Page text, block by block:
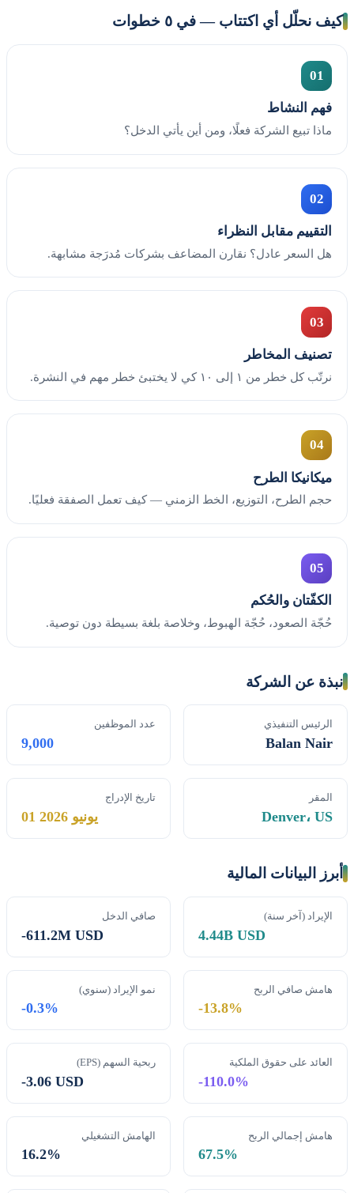
كيف نحلّل أي اكتتاب — في ٥ خطوات
01
فهم النشاط
ماذا تبيع الشركة فعلًا، ومن أين يأتي الدخل؟
02
التقييم مقابل النظراء
هل السعر عادل؟ نقارن المضاعف بشركات مُدرَجة مشابهة.
03
تصنيف المخاطر
نرتّب كل خطر من ١ إلى ١٠ كي لا يختبئ خطر مهم في النشرة.
04
ميكانيكا الطرح
حجم الطرح، التوزيع، الخط الزمني — كيف تعمل الصفقة فعليًا.
05
الكفّتان والحُكم
حُجّة الصعود، حُجّة الهبوط، وخلاصة بلغة بسيطة دون توصية.
نبذة عن الشركة
الرئيس التنفيذي
Balan Nair
عدد الموظفين
9,000
المقر
Denver، US
تاريخ الإدراج
01 يونيو 2026
أبرز البيانات المالية
الإيراد (آخر سنة)
4.44B USD
صافي الدخل
-611.2M USD
هامش صافي الربح
-13.8%
نمو الإيراد (سنوي)
-0.3%
العائد على حقوق الملكية
-110.0%
ربحية السهم (EPS)
-3.06 USD
هامش إجمالي الربح
67.5%
الهامش التشغيلي
16.2%